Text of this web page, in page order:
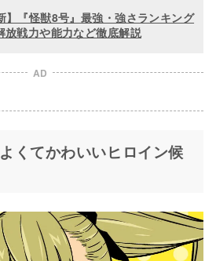
】『怪獣8号』最強・強さランキング
放戦力や能力など徹底解説
AD
くてかわいいヒロイン候